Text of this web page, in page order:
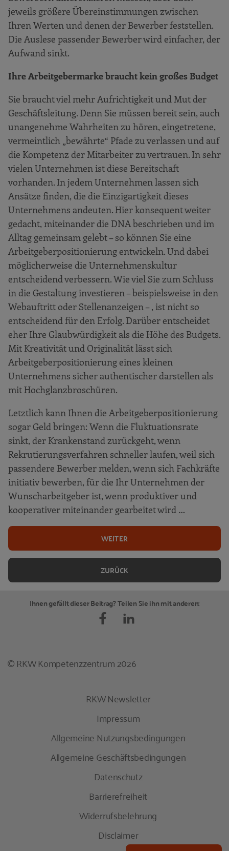
jeweils größere Übereinstimmungen zwischen
Ihren Werten und denen der Bewerber feststellen.
Die Auslese passender Bewerber wird einfacher, der
Aufwand sinkt.
Ihre Arbeitgebermarke braucht kein großes Budget
Sie braucht viel mehr Aufrichtigkeit und Mut der
Geschäftsleitung. Denn Sie müssen bereit sein, auch
unangenehme Wahrheiten zu hören, eingetretene,
vermeintlich „bewährte“ Pfade zu verlassen und auf
die Kompetenz der Mitarbeiter zu vertrauen. In sehr
vielen Unternehmen ist diese Bereitschaft
vorhanden. In jedem Unternehmen lassen sich
Ansätze finden, die die Einzigartigkeit dieses
Unternehmens andeuten. Hier konsequent weiter
gedacht, miteinander die DNA beschrieben und im
Alltag gemeinsam gelebt – so können Sie eine
Arbeitgeberpositionierung entwickeln. Und dabei
möglicherweise die Unternehmenskultur
entscheidend verbessern. Wie viel Sie zum Schluss
in die Gestaltung investieren – beispielsweise in den
Webauftritt oder Stellenanzeigen – , ist nicht so
entscheidend für den Erfolg. Darüber entscheidet
eher Ihre Glaubwürdigkeit als die Höhe des Budgets.
Mit Kreativität und Originalität lässt sich
Arbeitgeberpositionierung eines kleinen
Unternehmens sicher authentischer darstellen als
mit Hochglanzbroschüren.
Letztlich kann Ihnen die Arbeitgeberpositionierung
sogar Geld bringen: Wenn die Fluktuationsrate
sinkt, der Krankenstand zurückgeht, wenn
Rekrutierungsverfahren schneller laufen, weil sich
passendere Bewerber melden, wenn sich Fachkräfte
initiativ bewerben, für die Ihr Unternehmen der
Wunscharbeitgeber ist, wenn produktiver und
kooperativer miteinander gearbeitet wird …
ZURÜCK
WEITER
Ihnen gefällt dieser Beitrag? Teilen Sie ihn mit anderen:
© RKW Kompetenzzentrum 2026
RKW Newsletter
Impressum
Allgemeine Nutzungsbedingungen
Allgemeine Geschäftsbedingungen
Datenschutz
Barrierefreiheit
Widerrufsbelehrung
Disclaimer